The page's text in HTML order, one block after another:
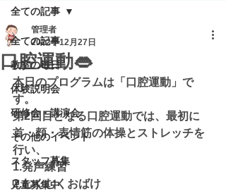
全ての記事
教室の毎日
体験説明会
研修会・講演会
その他のイベント
スタッフ募集
児童募集中
全ての記事
口腔運動👄
管理者
2022年12月27日
本日のプログラムは「口腔運動」で
す。
第2回目となる口腔運動では、最初に
首・頬・表情筋の体操とストレッチを
行い、
1.発声練習
2.むくむくおばけ